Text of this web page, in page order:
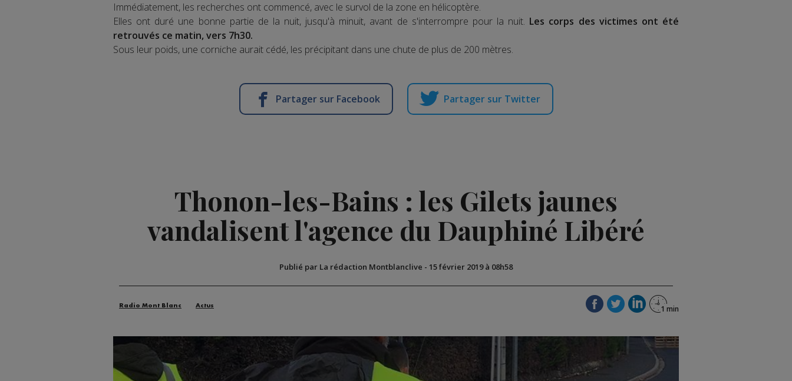
Immédiatement, les recherches ont commencé, avec le survol de la zone en hélicoptère.
Elles ont duré une bonne partie de la nuit, jusqu'à minuit, avant de s'interrompre pour la nuit. Les corps des victimes ont été
retrouvés ce matin, vers 7h30.
Sous leur poids, une corniche aurait cédé, les précipitant dans une chute de plus de 200 mètres.
Partager sur Facebook Partager sur Twitter
Thonon-les-Bains : les Gilets jaunes
vandalisent l'agence du Dauphiné Libéré
Publié par La rédaction Montblanclive - 15 février 2019 à 08h58
Radio Mont Blanc Actus